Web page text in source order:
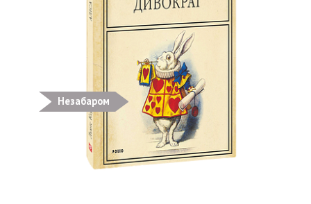
Незабаром